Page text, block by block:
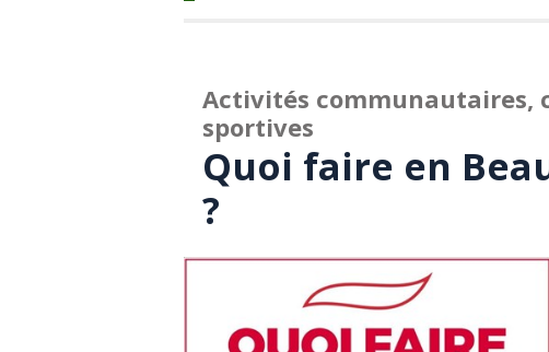
Activités communautaires,
sportives
Quoi faire en
?